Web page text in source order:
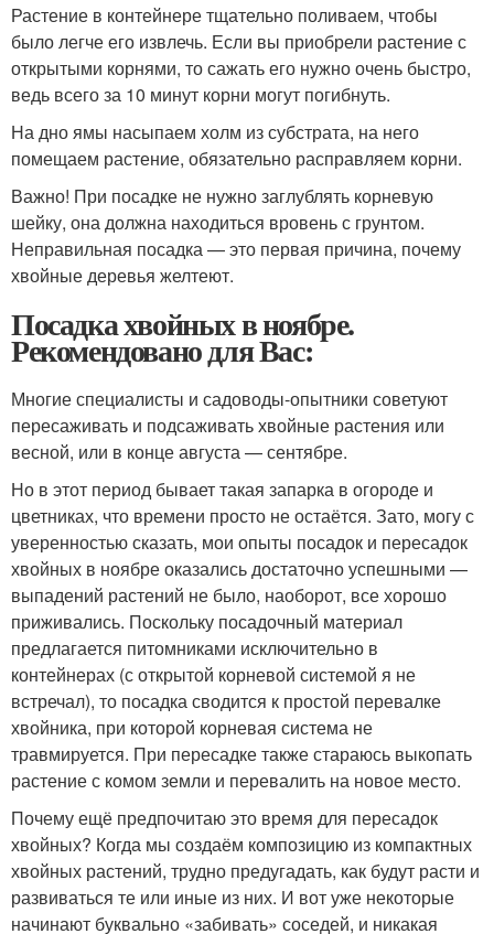
Растение в контейнере тщательно поливаем, чтобы
было легче его извлечь. Если вы приобрели растение с
открытыми корнями, то сажать его нужно очень быстро,
ведь всего за 10 минут корни могут погибнуть.
На дно ямы насыпаем холм из субстрата, на него
помещаем растение, обязательно расправляем корни.
Важно! При посадке не нужно заглублять корневую
шейку, она должна находиться вровень с грунтом.
Неправильная посадка — это первая причина, почему
хвойные деревья желтеют.
Посадка хвойных в ноябре.
Рекомендовано для Вас:
Многие специалисты и садоводы-опытники советуют
пересаживать и подсаживать хвойные растения или
весной, или в конце августа — сентябре.
Но в этот период бывает такая запарка в огороде и
цветниках, что времени просто не остаётся. Зато, могу с
уверенностью сказать, мои опыты посадок и пересадок
хвойных в ноябре оказались достаточно успешными —
выпадений растений не было, наоборот, все хорошо
приживались. Поскольку посадочный материал
предлагается питомниками исключительно в
контейнерах (с открытой корневой системой я не
встречал), то посадка сводится к простой перевалке
хвойника, при которой корневая система не
травмируется. При пересадке также стараюсь выкопать
растение с комом земли и перевалить на новое место.
Почему ещё предпочитаю это время для пересадок
хвойных? Когда мы создаём композицию из компактных
хвойных растений, трудно предугадать, как будут расти и
развиваться те или иные из них. И вот уже некоторые
начинают буквально «забивать» соседей, и никакая